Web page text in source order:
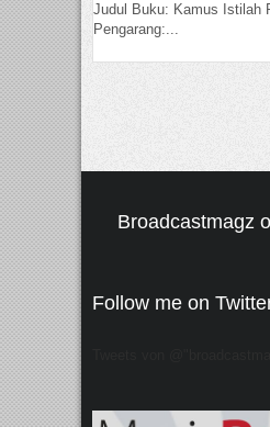
Judul Buku: Kamus Istilah
Pengarang:...
Broadcastmagz
Follow me on